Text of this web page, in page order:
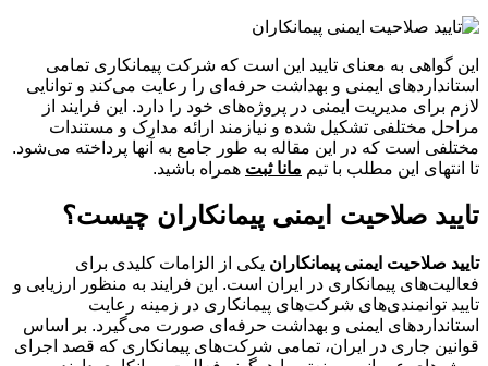
این گواهی به معنای تایید این است که شرکت پیمانکاری تمامی
استانداردهای ایمنی و بهداشت حرفه‌ای را رعایت می‌کند و توانایی
لازم برای مدیریت ایمنی در پروژه‌های خود را دارد. این فرایند از
مراحل مختلفی تشکیل شده و نیازمند ارائه مدارک و مستندات
مختلفی است که در این مقاله به طور جامع به آنها پرداخته می‌شود.
تا انتهای این مطلب با تیم مانا ثبت همراه باشید.
تایید صلاحیت ایمنی پیمانکاران چیست؟
تایید صلاحیت ایمنی پیمانکاران یکی از الزامات کلیدی برای
فعالیت‌های پیمانکاری در ایران است. این فرایند به منظور ارزیابی و
تایید توانمندی‌های شرکت‌های پیمانکاری در زمینه رعایت
استانداردهای ایمنی و بهداشت حرفه‌ای صورت می‌گیرد. بر اساس
قوانین جاری در ایران، تمامی شرکت‌های پیمانکاری که قصد اجرای